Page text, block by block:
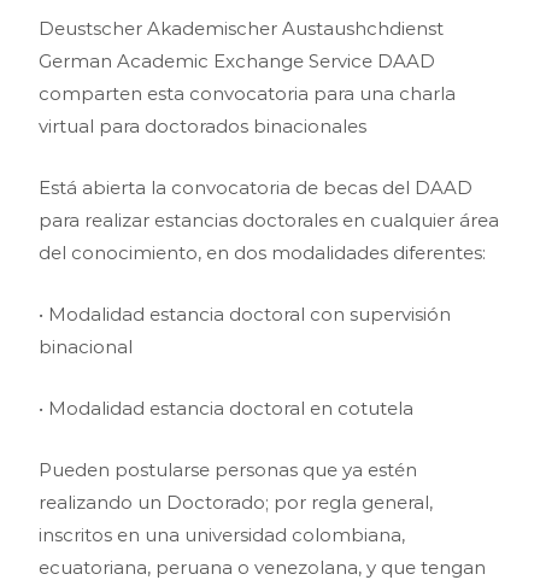
Deustscher Akademischer Austaushchdienst
German Academic Exchange Service DAAD
comparten esta convocatoria para una charla
virtual para doctorados binacionales
Está abierta la convocatoria de becas del DAAD
para realizar estancias doctorales en cualquier área
del conocimiento, en dos modalidades diferentes:
• Modalidad estancia doctoral con supervisión
binacional
• Modalidad estancia doctoral en cotutela
Pueden postularse personas que ya estén
realizando un Doctorado; por regla general,
inscritos en una universidad colombiana,
ecuatoriana, peruana o venezolana, y que tengan